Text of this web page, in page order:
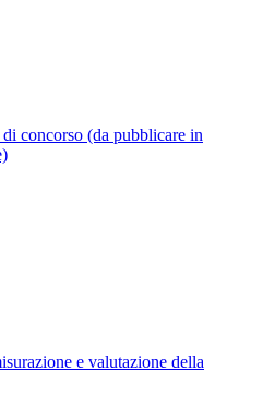
concorso (da pubblicare in
e valutazione della